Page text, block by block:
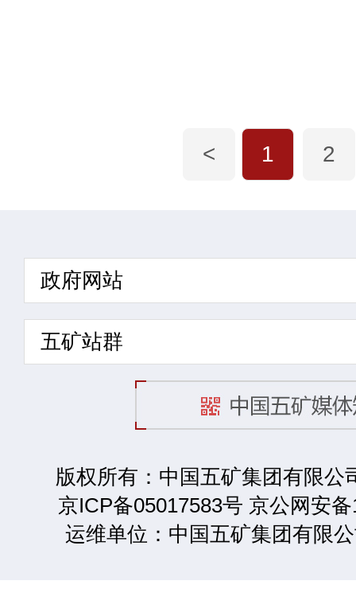
< 1 2
政府网站
五矿站群
版权所有：中国五矿集团有限公
京ICP备05017583号 京公网安
运维单位：中国五矿集团有限